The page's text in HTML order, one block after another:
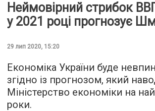
Неймовірний стрибок
у 2021 році прогнозує
29 лип 2020, 15:20
Економіка України буде
згідно із прогнозом, який
Міністерство економіки на
роки.